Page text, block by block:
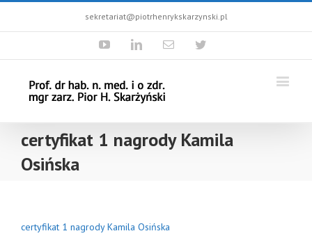
sekretariat@piotrhenrykskarzynski.pl
YoutubeLinkedinEmail Twitter
certyfikat 1 nagrody Kamila
Osińska
certyfikat 1 nagrody Kamila Osińska